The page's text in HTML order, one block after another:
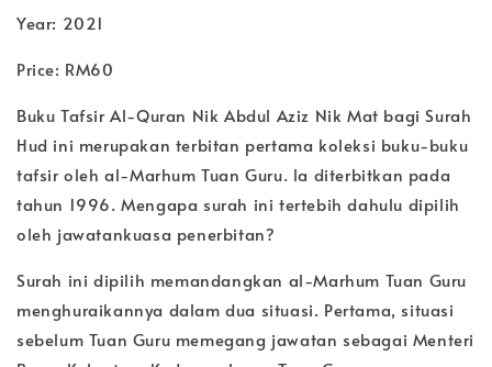
Year: 2021
Price: RM60
Buku Tafsir Al-Quran Nik Abdul Aziz Nik Mat bagi Surah
Hud ini merupakan terbitan pertama koleksi buku-buku
tafsir oleh al-Marhum Tuan Guru. la diterbitkan pada
tahun 1996. Mengapa surah ini tertebih dahulu dipilih
oleh jawatankuasa penerbitan?
Surah ini dipilih memandangkan al-Marhum Tuan Guru
menghuraikannya dalam dua situasi. Pertama, situasi
sebelum Tuan Guru memegang jawatan sebagai Menteri